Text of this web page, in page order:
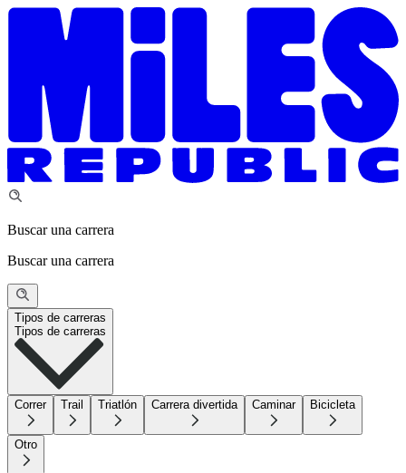
Buscar una carrera
Buscar una carrera
Tipos de carreras
Tipos de carreras
Correr Trail Triatlón Carrera divertida Caminar Bicicleta
Otro